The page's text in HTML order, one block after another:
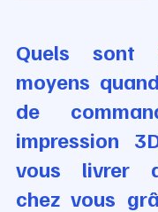
Quels sont
moyens
de
impression
vous livrer
chez vous